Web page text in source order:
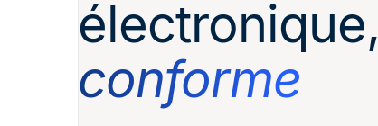
électronique,
conforme